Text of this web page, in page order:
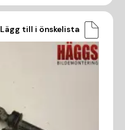
Lägg till i önskelista